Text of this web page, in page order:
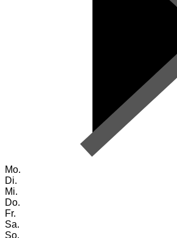
Mo.
Di.
Mi.
Do.
Fr.
Sa.
So.